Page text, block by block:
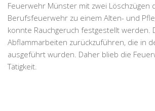
Feuerwehr Münster mit zwei Löschzügen
Berufsfeuerwehr zu einem Alten- und
konnte Rauchgeruch festgestellt werden.
Abflammarbeiten zurückzuführen, die in
ausgeführt wurden. Daher blieb die
Tätigkeit.